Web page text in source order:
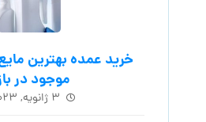
خرید عمده بهترین
موجود در
۳ ژانویه, ۲۰۲۳